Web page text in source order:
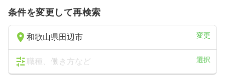
条件を変更して再検索
和歌山県田辺市 変更
職種、働き方など 選択